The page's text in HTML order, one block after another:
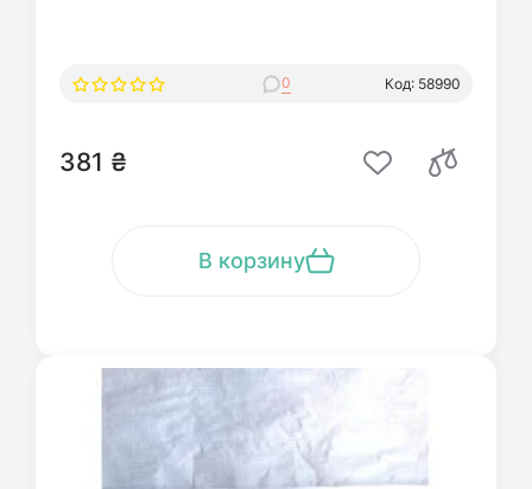
0 Код: 58990
381 ₴
В корзину